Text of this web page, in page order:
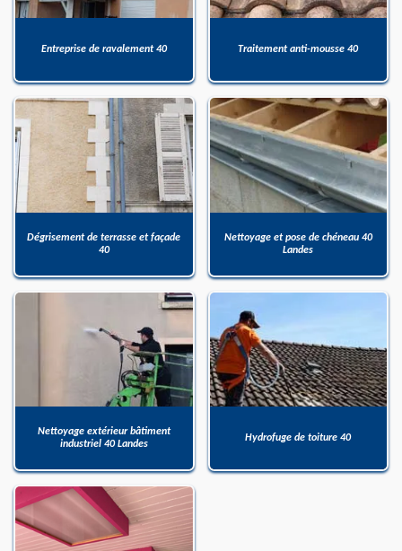
Entreprise de ravalement 40 Traitement anti-mousse 40
Dégrisement de terrasse et façade
40
Nettoyage et pose de chéneau 40
Landes
Nettoyage extérieur bâtiment
industriel 40 Landes
Hydrofuge de toiture 40